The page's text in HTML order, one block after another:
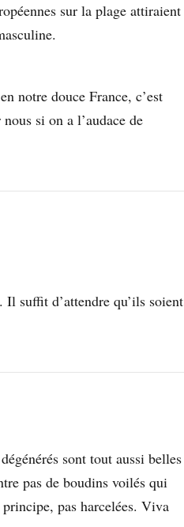
sur la plage attiraient
notre douce France, c’est
si on a l’audace de
Il suffit d’attendre qu’ils soient
sont tout aussi belles
pas de boudins voilés qui
pas harcelées. Viva